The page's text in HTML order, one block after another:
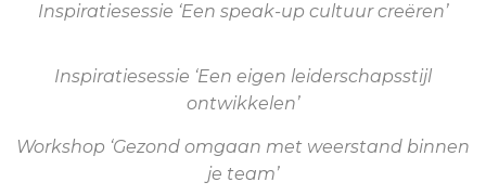
Inspiratiesessie ‘Een speak-up cultuur creëren’
Inspiratiesessie ‘Een eigen leiderschapsstijl
ontwikkelen’
Workshop ‘Gezond omgaan met weerstand binnen
je team’